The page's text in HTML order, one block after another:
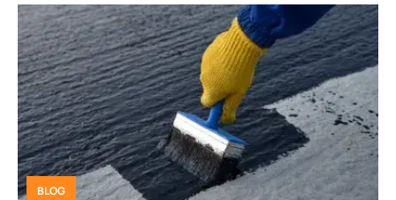
BLOG